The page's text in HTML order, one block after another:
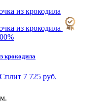
крокодила
Сплит 7 725 руб.